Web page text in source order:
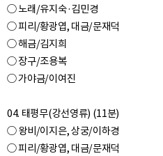
○ 노래/유지숙·김민경
○ 피리/황광엽, 대금/문재덕
○ 해금/김지희
○ 장구/조용복
○ 가야금/이여진
04. 태평무(강선영류) (11분)
○ 왕비/이지은, 상궁/이하경
○ 피리/황광엽, 대금/문재덕